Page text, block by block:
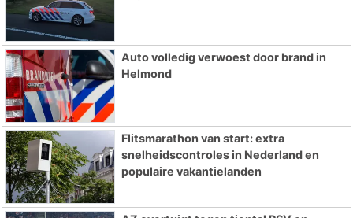
Auto volledig verwoest door brand in
Helmond
Flitsmarathon van start: extra
snelheidscontroles in Nederland en
populaire vakantielanden